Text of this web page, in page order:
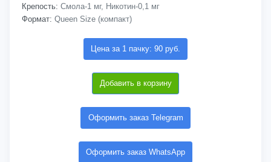
Крепость: Смола-1 мг, Никотин-0,1 мг
Формат: Queen Size (компакт)
Цена за 1 пачку: 90 руб.
Добавить в корзину
Оформить заказ Telegram
Оформить заказ WhatsApp